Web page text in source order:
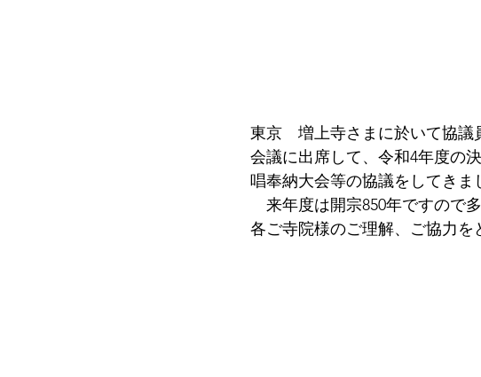
東京　増上寺さまに於いて協
会議に出席して、令和4年度の
唱奉納大会等の協議をしてき
来年度は開宗850年ですので
各ご寺院様のご理解、ご協力を